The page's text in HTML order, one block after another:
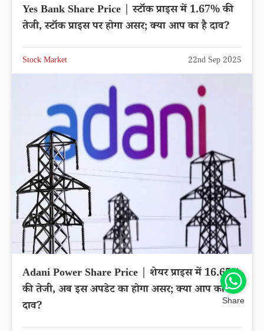
Yes Bank Share Price | स्टॉक प्राइस में 1.67% की
तेजी, स्टॉक प्राइस पर होगा असर; क्या आप का है दाव?
Stock Market 22nd Sep 2025
Adani Power Share Price | शेयर प्राइस में 16.65%
की तेजी, अब इस अपडेट का होगा असर; क्या आप का है
दाव?
Share